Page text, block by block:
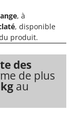
, à
, disponible
produit.
des
de plus
au